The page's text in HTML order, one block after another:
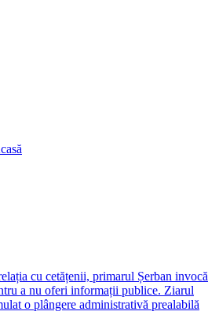
cu cetățenii, primarul Șerban invocă
a nu oferi informații publice. Ziarul
o plângere administrativă prealabilă